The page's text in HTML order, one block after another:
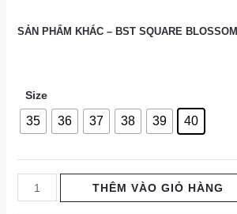
SẢN PHẨM KHÁC – BST SQUARE BLOSSOM
Size
35 36 37 38 39 40
Giày
Slingback
THÊM VÀO GIỎ HÀNG